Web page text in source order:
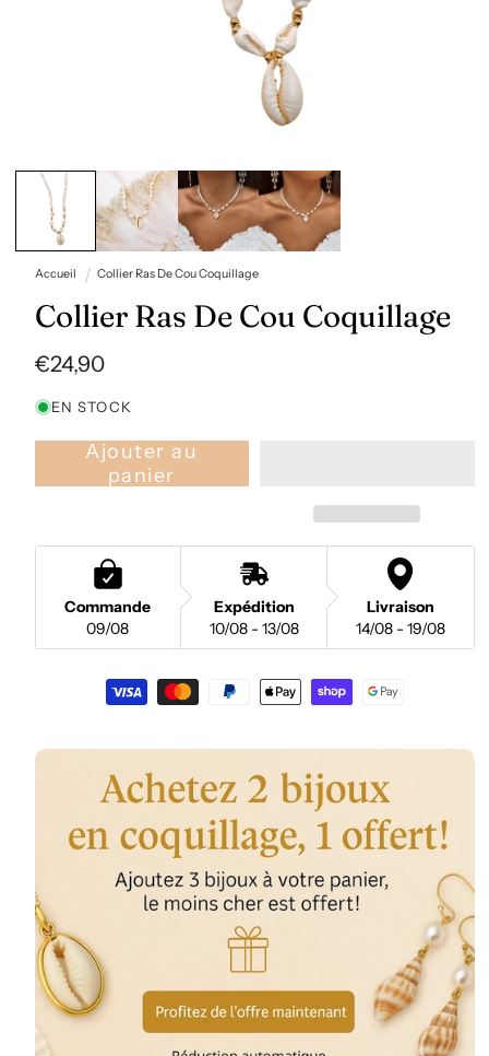
le
média
dans
modale
Accueil Collier Ras De Cou Coquillage
Collier Ras De Cou Coquillage
Prix
€24,90
EN STOCK
Ajouter au
panier
Commande
09/08
Expédition
10/08 - 13/08
Livraison
14/08 - 19/08